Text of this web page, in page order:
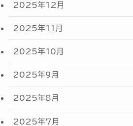
2025年12月
2025年11月
2025年10月
2025年9月
2025年8月
2025年7月